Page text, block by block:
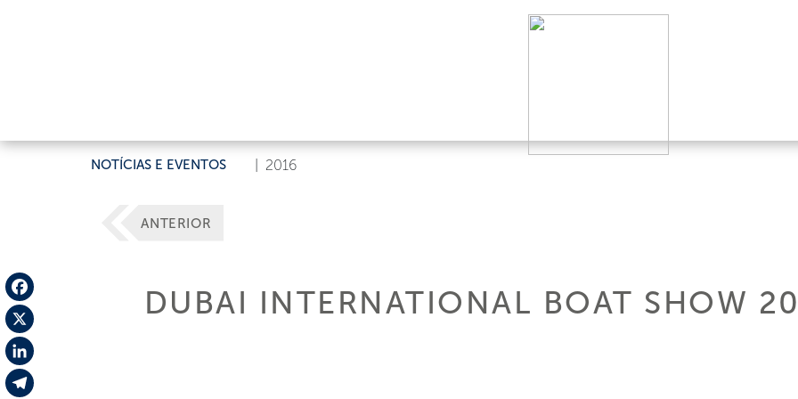
NOTÍCIAS E EVENTOS 2016
Facebook
X
LinkedIn
ANTERIOR
DUBAI INTERNATIONAL BOAT SHOW